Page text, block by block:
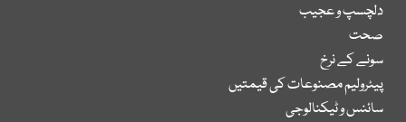
دلچسپ و عجیب
صحت
سونے کے نرخ
پیٹرولیم مصنوعات کی قیمتیں
سائنس و ٹیکنالوجی